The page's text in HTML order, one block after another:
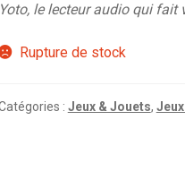
Yoto, le lecteur audio qui fait
Rupture de stock
: Jeux & Jouets,